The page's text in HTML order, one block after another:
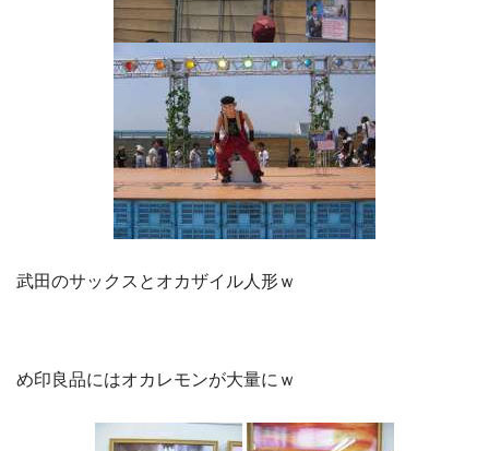
武田のサックスとオカザイル人形ｗ
め印良品にはオカレモンが大量にｗ